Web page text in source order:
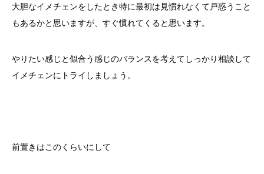
大胆なイメチェンをしたとき特に最初は見慣れなくて戸惑うこと
もあるかと思いますが、すぐ慣れてくると思います。
やりたい感じと似合う感じのバランスを考えてしっかり相談して
イメチェンにトライしましょう。
前置きはこのくらいにして